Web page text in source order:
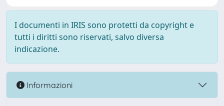
I documenti in IRIS sono protetti da copyright e
tutti i diritti sono riservati, salvo diversa
indicazione.
Informazioni